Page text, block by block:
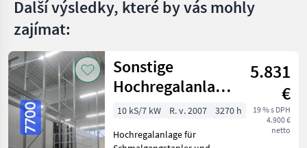
Toyota
Zobrazit
všech 7
MARKETPLACE
Marketplace
Nabídky
Inzeráty
Další výsledky, které by vás mohly
zajímat:
Sonstige
Hochregalanlage
für
Schmalgangstapler
5.831
€
19 % s DPH
4.900 €
netto
10 kS/7 kW R. v. 2007
3270 h
Hochregalanlage für